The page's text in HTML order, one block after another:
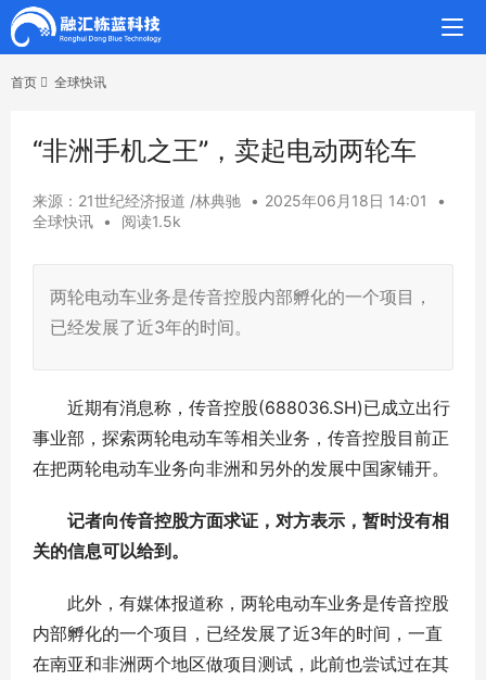
首页 全球快讯
“非洲手机之王”，卖起电动两轮车
来源：21世纪经济报道 /林典驰 • 2025年06月18日 14:01
•
全球快讯
• 阅读1.5k
两轮电动车业务是传音控股内部孵化的一个项目，
已经发展了近3年的时间。
近期有消息称，传音控股(688036.SH)已成立出行
事业部，探索两轮电动车等相关业务，传音控股目前正
在把两轮电动车业务向非洲和另外的发展中国家铺开。
记者向传音控股方面求证，对方表示，暂时没有相
关的信息可以给到。
此外，有媒体报道称，两轮电动车业务是传音控股
内部孵化的一个项目，已经发展了近3年的时间，一直
在南亚和非洲两个地区做项目测试，此前也尝试过在其